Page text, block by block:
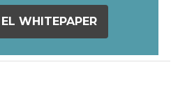
WHITEPAPER